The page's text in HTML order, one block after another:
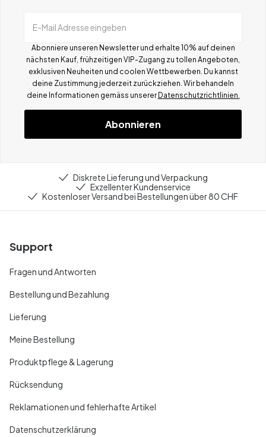
E-Mail Adresse eingeben
Abonniere unseren Newsletter und erhalte 10% auf deinen
nächsten Kauf, frühzeitigen VIP-Zugang zu tollen Angeboten,
exklusiven Neuheiten und coolen Wettbewerben. Du kannst
deine Zustimmung jederzeit zurückziehen. Wir behandeln
deine Informationen gemäss unserer Datenschutzrichtlinien.
Abonnieren
Diskrete Lieferung und Verpackung
Exzellenter Kundenservice
Kostenloser Versand bei Bestellungen über 80 CHF
Support
Fragen und Antworten
Bestellung und Bezahlung
Lieferung
Meine Bestellung
Produktpflege & Lagerung
Rücksendung
Reklamationen und fehlerhafte Artikel
Datenschutzerklärung